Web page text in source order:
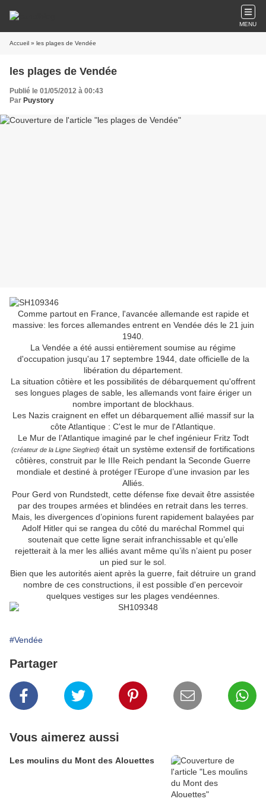
MENU
Accueil » les plages de Vendée
les plages de Vendée
Publié le 01/05/2012 à 00:43
Par Puystory
Comme partout en France, l'avancée allemande est rapide et
massive: les forces allemandes entrent en Vendée dés le 21 juin
1940.
La Vendée a été aussi entièrement soumise au régime
d'occupation jusqu'au 17 septembre 1944, date officielle de la
libération du département.
La situation côtière et les possibilités de débarquement qu'offrent
ses longues plages de sable, les allemands vont faire ériger un
nombre important de blockhaus.
Les Nazis craignent en effet un débarquement allié massif sur la
côte Atlantique : C'est le mur de l'Atlantique.
Le Mur de l’Atlantique imaginé par le chef ingénieur Fritz Todt
(créateur de la Ligne Siegfried) était un système extensif de fortifications
côtières, construit par le IIIe Reich pendant la Seconde Guerre
mondiale et destiné à protéger l’Europe d’une invasion par les
Alliés.
Pour Gerd von Rundstedt, cette défense fixe devait être assistée
par des troupes armées et blindées en retrait dans les terres.
Mais, les divergences d’opinions furent rapidement balayées par
Adolf Hitler qui se rangea du côté du maréchal Rommel qui
soutenait que cette ligne serait infranchissable et qu’elle
rejetterait à la mer les alliés avant même qu’ils n’aient pu poser
un pied sur le sol.
Bien que les autorités aient après la guerre, fait détruire un grand
nombre de ces constructions, il est possible d'en percevoir
quelques vestiges sur les plages vendéennes.
#Vendée
Partager
Vous aimerez aussi
Les moulins du Mont des Alouettes